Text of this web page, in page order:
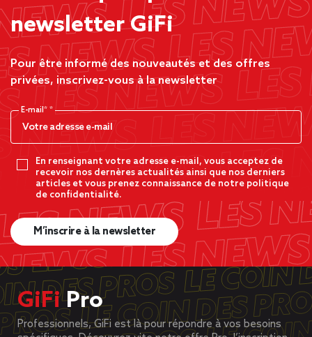
newsletter GiFi
Pour être informé des nouveautés et des offres
privées, inscrivez-vous à la newsletter
E-mail*
En renseignant votre adresse e-mail, vous acceptez de
recevoir nos dernères actualités ainsi que nos derniers
articles et vous prenez connaissance de notre politique
de confidentialité.
M’inscrire à la newsletter
GiFiPro
Professionnels, GiFi est là pour répondre à vos besoins